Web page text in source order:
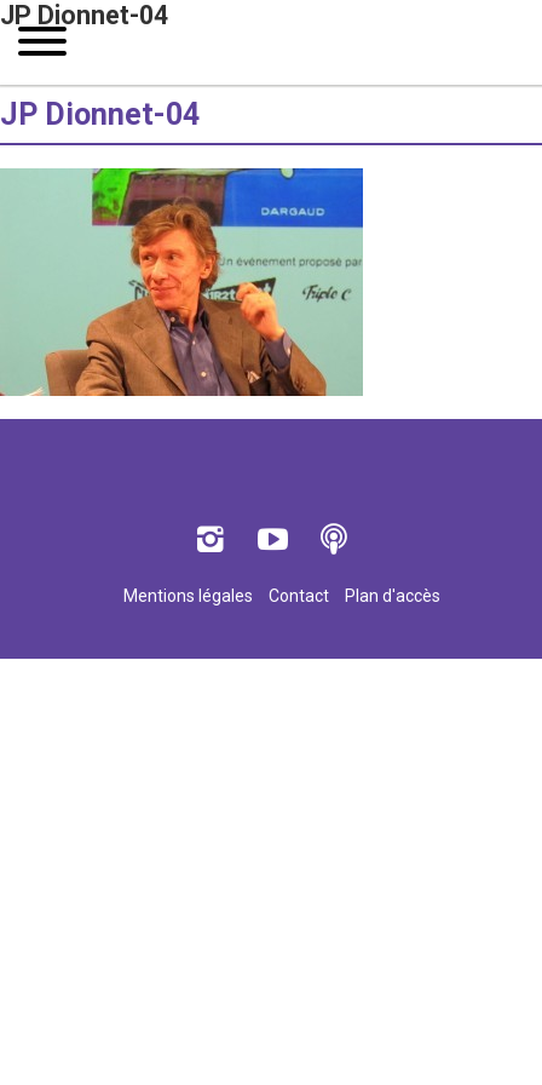
JP Dionnet-04
JP Dionnet-04
Mentions légales Contact Plan d'accès